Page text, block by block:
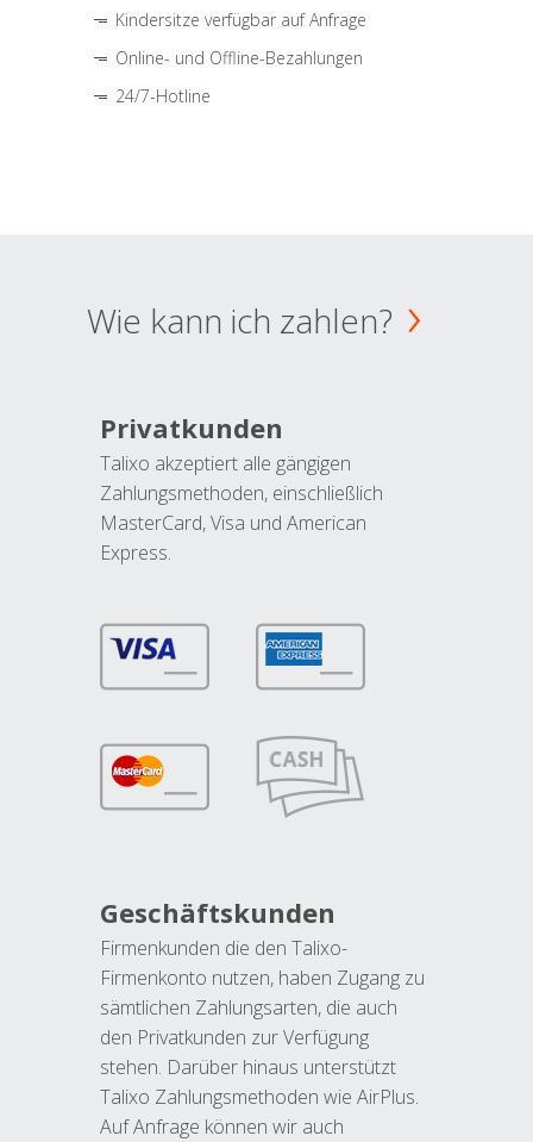
Kindersitze verfügbar auf Anfrage
Online- und Offline-Bezahlungen
24/7-Hotline
Wie kann ich zahlen?
Privatkunden
Talixo akzeptiert alle gängigen
Zahlungsmethoden, einschließlich
MasterCard, Visa und American
Express.
Geschäftskunden
Firmenkunden die den Talixo-
Firmenkonto nutzen, haben Zugang zu
sämtlichen Zahlungsarten, die auch
den Privatkunden zur Verfügung
stehen. Darüber hinaus unterstützt
Talixo Zahlungsmethoden wie AirPlus.
Auf Anfrage können wir auch